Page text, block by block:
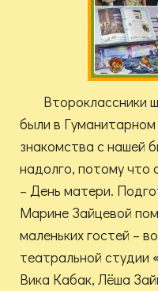
Второклассники
были в
знакомства с нашей
надолго, потому что
– День матери.
Марине Зайцевой
маленьких гостей –
театральной студии
Вика Кабак, Лёша